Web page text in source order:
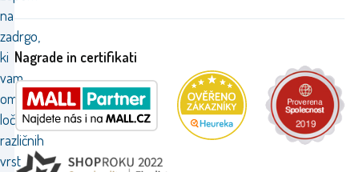
na
zadrgo,
ki
vam
omogoča
ločevanje
različnih
vrst
Nagrade in certifikati